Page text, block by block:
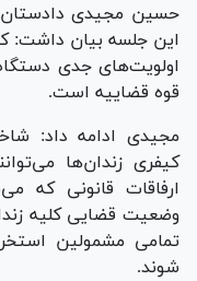
حسین مجیدی دادستان
این جلسه بیان داشت:
اولویت‌های جدی
قوه قضاییه است.
مجیدی ادامه داد:
کیفری زندان‌ها
ارفاقات قانونی
وضعیت قضایی کلیه
تمامی مشمولین
شوند.